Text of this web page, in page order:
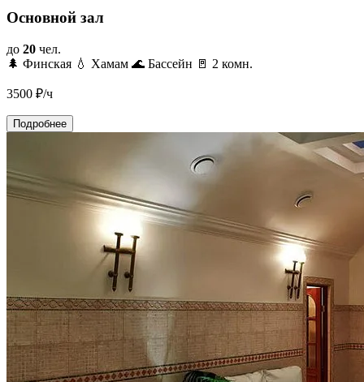
Основной зал
до 20 чел.
🌲 Финская 💧 Хамам 🌊 Бассейн 🚪 2 комн.
3500 ₽/ч
Подробнее